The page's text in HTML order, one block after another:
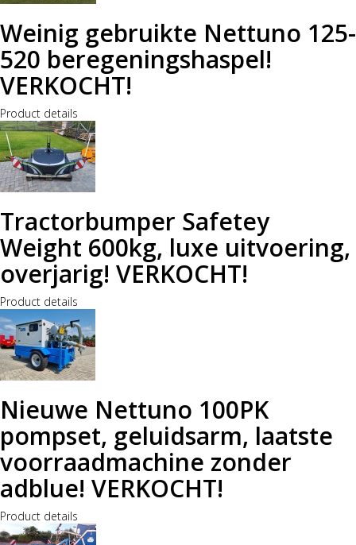
Weinig gebruikte Nettuno 125-
520 beregeningshaspel!
VERKOCHT!
Product details
Tractorbumper Safetey
Weight 600kg, luxe uitvoering,
overjarig! VERKOCHT!
Product details
Nieuwe Nettuno 100PK
pompset, geluidsarm, laatste
voorraadmachine zonder
adblue! VERKOCHT!
Product details